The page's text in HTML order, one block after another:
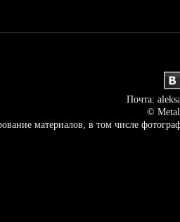
Почта:
©
материалов, в том числе